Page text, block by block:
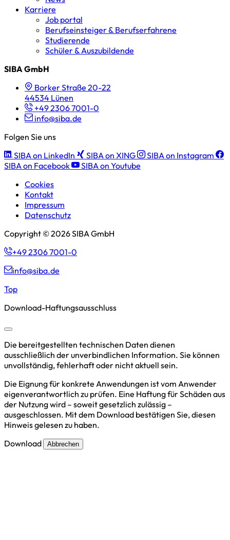
Karriere
Job portal
Berufseinsteiger & Berufserfahrene
Studierende
Schüler & Auszubildende
SIBA GmbH
Borker Straße 20-22
44534 Lünen
+49 2306 7001-0
info@siba.de
Folgen Sie uns
SIBA on LinkedIn
SIBA on XING
SIBA on Instagram
SIBA on Facebook
SIBA on Youtube
Cookies
Kontakt
Impressum
Datenschutz
Copyright © 2026 SIBA GmbH
+49 2306 7001-0
info@siba.de
Top
Download-Haftungsausschluss
Die bereitgestellten technischen Daten dienen
ausschließlich der unverbindlichen Information. Sie können
unvollständig, fehlerhaft oder nicht aktuell sein.
Die Eignung für konkrete Anwendungen ist vom Anwender
eigenverantwortlich zu prüfen. Eine Haftung für Schäden aus
der Nutzung wird – soweit gesetzlich zulässig –
ausgeschlossen. Mit dem Download bestätigen Sie, diesen
Hinweis gelesen zu haben.
Download
Abbrechen